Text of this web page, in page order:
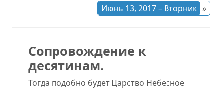
Июнь 13, 2017 – Вторник »
Сопровождение к
десятинам.
Тогда подобно будет Царство Небесное